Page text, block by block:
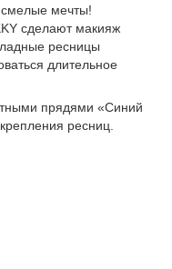
смелые мечты!
сделают макияж
ресницы
длительное
прядями «Синий
ресниц.